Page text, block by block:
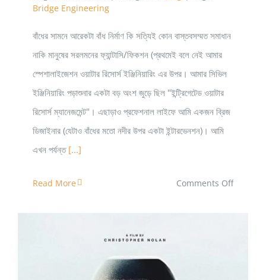
Bridge Engineering
বাঁধের সামনে আরেকটা বাঁধ নির্মাণ কি সত্যিই কোন বাস্তবসম্মত সমাধান
নাকি মানুষের সরলমনের ফ্যান্টাসি/ফিকশন (প্রথমেই বলে নেই আমার
স্পেশালাইজেশন ওয়াটার রিসোর্স ইঞ্জিনিয়ারিং এর উপর। আমার সিভিল
ইঞ্জিনিয়ারিং পড়াশুনার একটা বড় অংশ জুড়ে ছিল "ইন্ট্রিগেটেড ওয়াটার
রিসোর্স ম্যানেজমেন্ট"। এছাড়াও প্রফেশনাল লাইফে আমি একজন ব্রিজ
ডিজাইনার (যেটাও বাঁধের মতো নদীর উপর একটা ইন্টারভেনশন)। আমি
এখন পর্যন্ত [...]
Read More Comments Offon